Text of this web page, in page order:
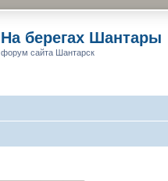
На берегах Шантары
форум сайта Шантарск